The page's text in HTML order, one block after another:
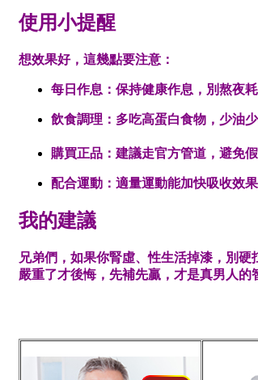
使用小提醒
想效果好，這幾點要注意：
每日作息 ：保持健康作息，別熬夜
飲食調理 ：多吃高蛋白食物，少油
購買正品 ：建議走官方管道，避免
配合運動 ：適量運動能加快吸收效
我的建議
兄弟們，如果你腎虛、性生活掉漆，別硬
嚴重了才後悔，先補先贏，才是真男人的